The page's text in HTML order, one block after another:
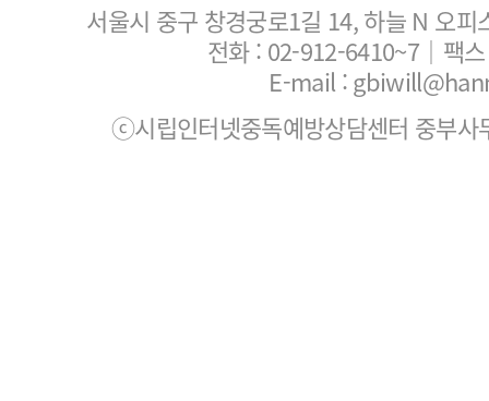
서울시 중구 창경궁로1길 14, 하늘 N 오
전화 : 02-912-6410~7 ｜팩
E-mail :
ⓒ시립인터넷중독예방상담센터 중부